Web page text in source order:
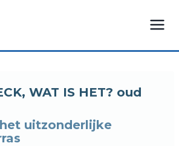
WAT IS HET? oud
uitzonderlijke